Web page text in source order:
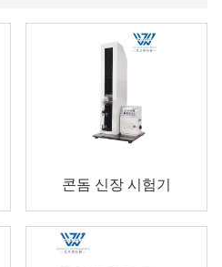
콘돔 신장 시험기